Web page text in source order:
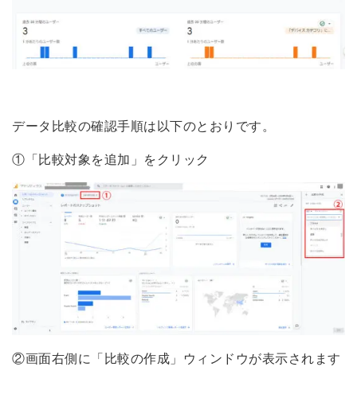
データ比較の確認手順は以下のとおりです。
①「比較対象を追加」をクリック
②画面右側に「比較の作成」ウィンドウが表示されます